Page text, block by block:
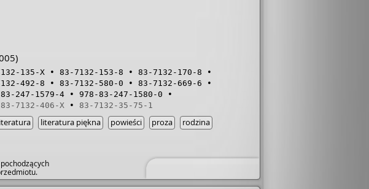
135-X 83-7132-153-8
83-7132-170-8
492-8 83-7132-580-0
83-7132-669-6
247-1579-4
978-83-247-1580-0
83-7132-406-X 83-7132-35-75-1
literatura piękna powieści proza
rodzina